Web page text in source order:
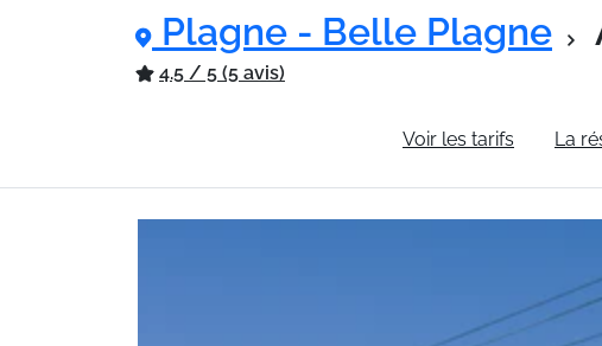
Plagne - Belle Plagne
4.5 / 5 (5 avis)
Voir les tarifs La